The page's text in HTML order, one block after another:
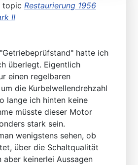
topic Restaurierung 1956
II
hatte ich
überlegt. Eigentlich
einen regelbaren
die Kurbelwellendrehzahl
lange ich hinten keine
müsste dieser Motor
stark sein.
wenigstens sehen, ob
über die Schaltqualität
aber keinerlei Aussagen